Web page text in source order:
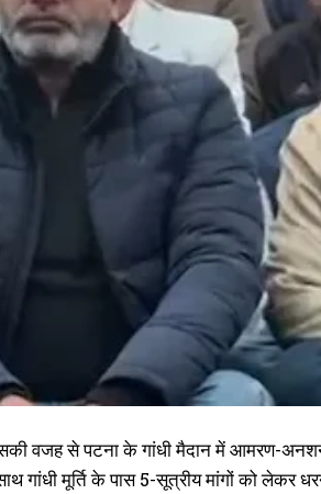
वजह से पटना के गांधी मैदान में आमरण-
गांधी मूर्ति के पास 5-सूत्रीय मांगों को लेकर